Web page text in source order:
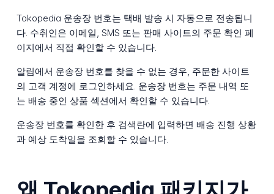
Tokopedia 운송장 번호는 택배 발송 시 자동으로 전송됩니
다. 수취인은 이메일, SMS 또는 판매 사이트의 주문 확인 페
이지에서 직접 확인할 수 있습니다.
알림에서 운송장 번호를 찾을 수 없는 경우, 주문한 사이트
의 고객 계정에 로그인하세요. 운송장 번호는 주문 내역 또
는 배송 중인 상품 섹션에서 확인할 수 있습니다.
운송장 번호를 확인한 후 검색란에 입력하면 배송 진행 상황
과 예상 도착일을 조회할 수 있습니다.